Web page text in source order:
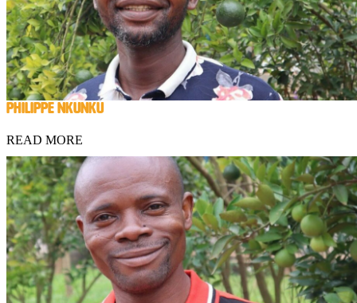
PHILIPPE NKUNKU
READ MORE